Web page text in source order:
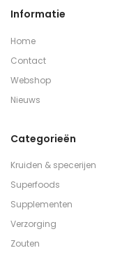
Informatie
Home
Contact
Webshop
Nieuws
Categorieën
Kruiden & specerijen
Superfoods
Supplementen
Verzorging
Zouten